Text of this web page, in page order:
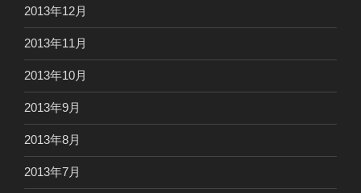
2013年12月
2013年11月
2013年10月
2013年9月
2013年8月
2013年7月